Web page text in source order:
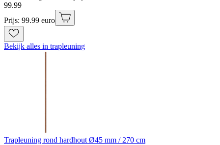
99.99
Prijs: 99.99 euro
Bekijk alles in trapleuning
Trapleuning rond hardhout Ø45 mm / 270 cm